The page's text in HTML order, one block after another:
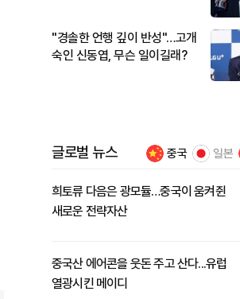
"경솔한 언행 깊이 반성"…고개
숙인 신동엽, 무슨 일이길래?
글로벌 뉴스 중국 일본
희토류 다음은 광모듈…중국이 움켜쥔
새로운 전략자산
중국산 에어콘을 웃돈 주고 산다...유럽
열광시킨 메이디